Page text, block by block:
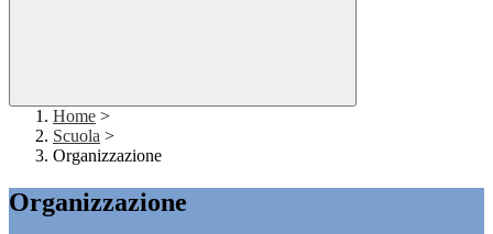
Home >
Scuola >
Organizzazione
Organizzazione